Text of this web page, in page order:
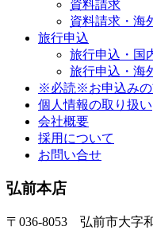
資料請求
資料請求・海
旅行申込
旅行申込・国
旅行申込・海
※必読※お申込みの
個人情報の取り扱い
会社概要
採用について
お問い合せ
弘前本店
〒036-8053 弘前市大字